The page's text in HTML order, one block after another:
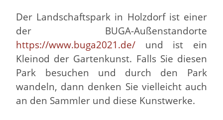
Der Landschaftspark in Holzdorf ist einer
der BUGA-Außenstandorte
https://www.buga2021.de/ und ist ein
Kleinod der Gartenkunst. Falls Sie diesen
Park besuchen und durch den Park
wandeln, dann denken Sie vielleicht auch
an den Sammler und diese Kunstwerke.